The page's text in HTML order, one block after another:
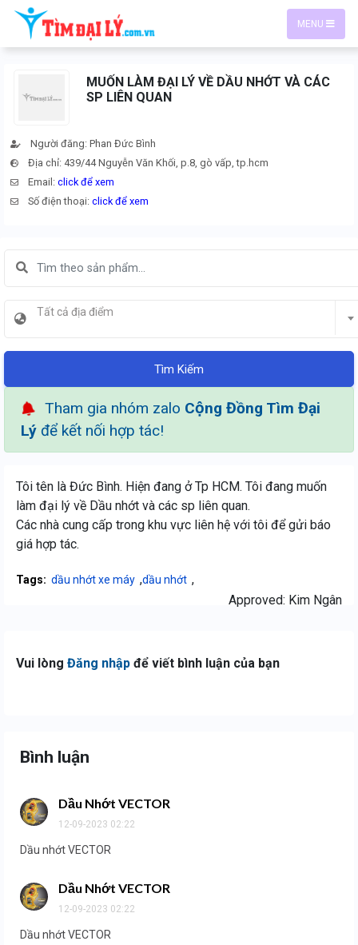
MENU
MUỐN LÀM ĐẠI LÝ VỀ DẦU NHỚT VÀ CÁC
SP LIÊN QUAN
Người đăng: Phan Đức Bình
Địa chỉ: 439/44 Nguyễn Văn Khối, p.8, gò vấp, tp.hcm
Email:click để xem
Số điện thoại:click để xem
Tất cả địa điểm
Tìm Kiếm
Tham gia nhóm zalo Cộng Đồng Tìm Đại
Lý để kết nối hợp tác!
Tôi tên là Đức Bình. Hiện đang ở Tp HCM. Tôi đang muốn
làm đại lý về Dầu nhớt và các sp liên quan.
Các nhà cung cấp trong khu vực liên hệ với tôi để gửi báo
giá hợp tác.
Tags: dầu nhớt xe máy ,dầu nhớt ,
Approved: Kim Ngân
Vui lòng Đăng nhập để viết bình luận của bạn
Bình luận
Dầu Nhớt VECTOR
12-09-2023 02:22
Dầu nhớt VECTOR
Dầu Nhớt VECTOR
12-09-2023 02:22
Dầu nhớt VECTOR